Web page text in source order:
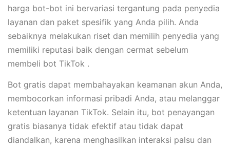
harga bot-bot ini bervariasi tergantung pada penyedia
layanan dan paket spesifik yang Anda pilih. Anda
sebaiknya melakukan riset dan memilih penyedia yang
memiliki reputasi baik dengan cermat sebelum
membeli bot TikTok .
Bot gratis dapat membahayakan keamanan akun Anda,
membocorkan informasi pribadi Anda, atau melanggar
ketentuan layanan TikTok. Selain itu, bot penayangan
gratis biasanya tidak efektif atau tidak dapat
diandalkan, karena menghasilkan interaksi palsu dan